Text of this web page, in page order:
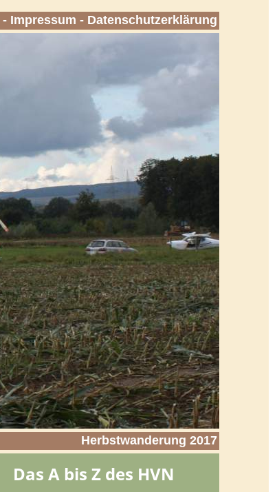
- Impressum - Datenschutzerklärung
Herbstwanderung 2017
Das A bis Z des HVN